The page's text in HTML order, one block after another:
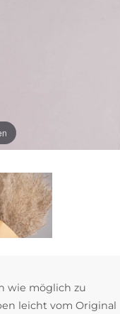
wie möglich zu
leicht vom Original